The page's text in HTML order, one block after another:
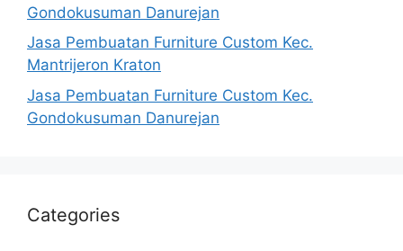
Gondokusuman Danurejan
Jasa Pembuatan Furniture Custom Kec.
Mantrijeron Kraton
Jasa Pembuatan Furniture Custom Kec.
Gondokusuman Danurejan
Categories